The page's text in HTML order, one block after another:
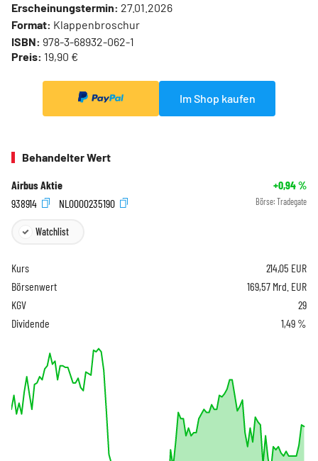
Erscheinungstermin: 27.01.2026
Format: Klappenbroschur
ISBN: 978-3-68932-062-1
Preis: 19,90 €
Im Shop kaufen
Behandelter Wert
Airbus Aktie +0,94%
938914
NL0000235190 Börse: Tradegate
Watchlist
Kurs 214,05 EUR
Börsenwert
169,57 Mrd. EUR
KGV
29
Dividende
1,49 %